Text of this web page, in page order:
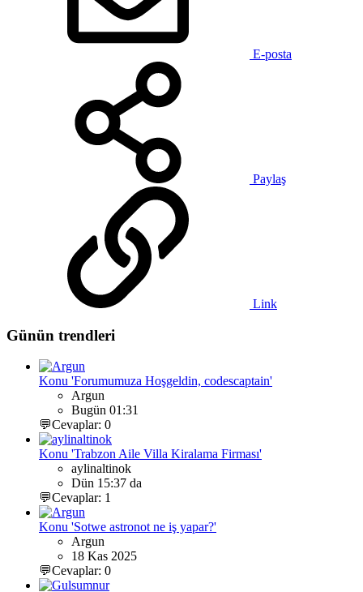
E-posta
Paylaş
Link
Günün trendleri
Konu 'Forumumuza Hoşgeldin, codescaptain'
Argun
Bugün 01:31
💬Cevaplar: 0
Konu 'Trabzon Aile Villa Kiralama Firması'
aylinaltinok
Dün 15:37 da
💬Cevaplar: 1
Konu 'Sotwe astronot ne iş yapar?'
Argun
18 Kas 2025
💬Cevaplar: 0